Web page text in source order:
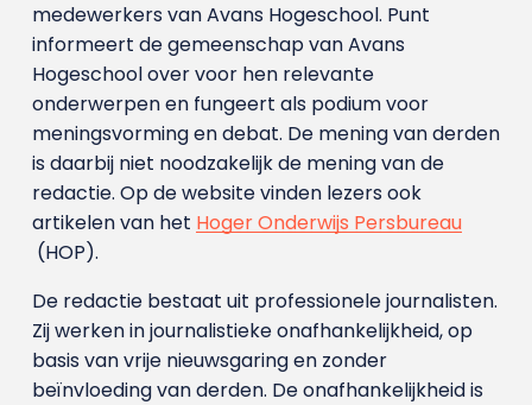
medewerkers van Avans Hoge­school. Punt
informeert de gemeenschap van Avans
Hogeschool over voor hen relevante
onderwerpen en fungeert als podium voor
meningsvorming en debat. De mening van derden
is daarbij niet noodzakelijk de mening van de
redactie. Op de website vinden lezers ook
artikelen van het Hoger Onderwijs Persbureau
(HOP).
De redactie bestaat uit professionele journalisten.
Zij werken in journalistieke onafhankelijkheid, op
basis van vrije nieuwsgaring en zonder
beïnvloeding van derden. De onafhankelijkheid is